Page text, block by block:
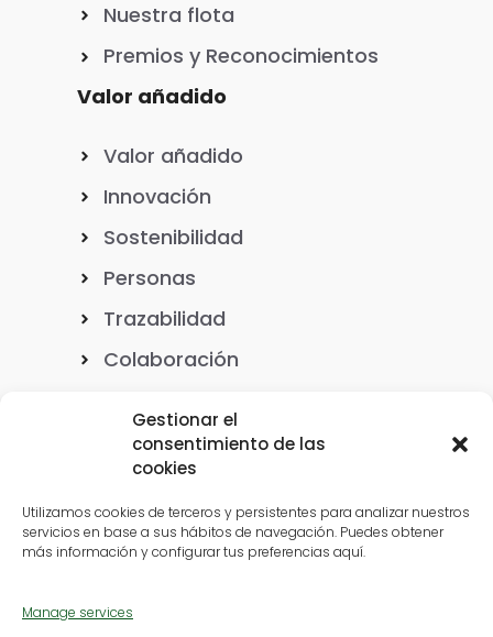
Gestionar el
consentimiento de las
cookies
Utilizamos cookies de terceros y persistentes para analizar nuestros
servicios en base a sus hábitos de navegación. Puedes obtener
más información y configurar tus preferencias aquí.
Manage services
Nuestra flota
Premios y Reconocimientos
Valor añadido
Valor añadido
Innovación
Sostenibilidad
Personas
Trazabilidad
Colaboración